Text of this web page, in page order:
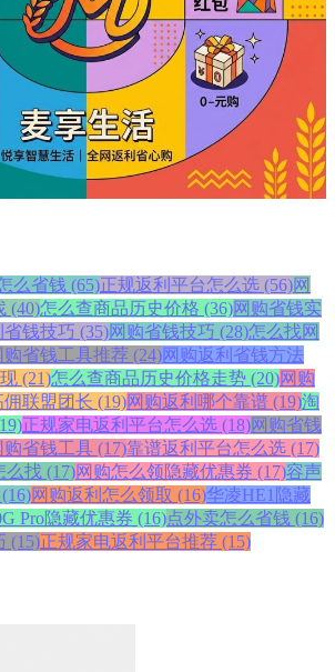
么省钱 (65)正规返利平台怎么选 (56)网
(40)怎么查商品历史价格 (36)网购省钱实
省钱技巧 (35)网购省钱技巧 (28)怎么找网
购省钱工具推荐 (24)网购返利省钱方法
(21)怎么查商品历史价格走势 (20)网购
佣联盟团长 (19)网购返利哪个靠谱 (19)淘
正规家电返利平台怎么选 (18)网购省钱
省钱工具 (17)靠谱返利平台怎么选 (17)
么找 (17)网购怎么领隐藏优惠券 (17)容声
网购返利怎么领取 (16)华凌HE1隐藏
Pro隐藏优惠券 (16)点外卖怎么省钱 (16)
(15)正规家电返利平台推荐 (15)